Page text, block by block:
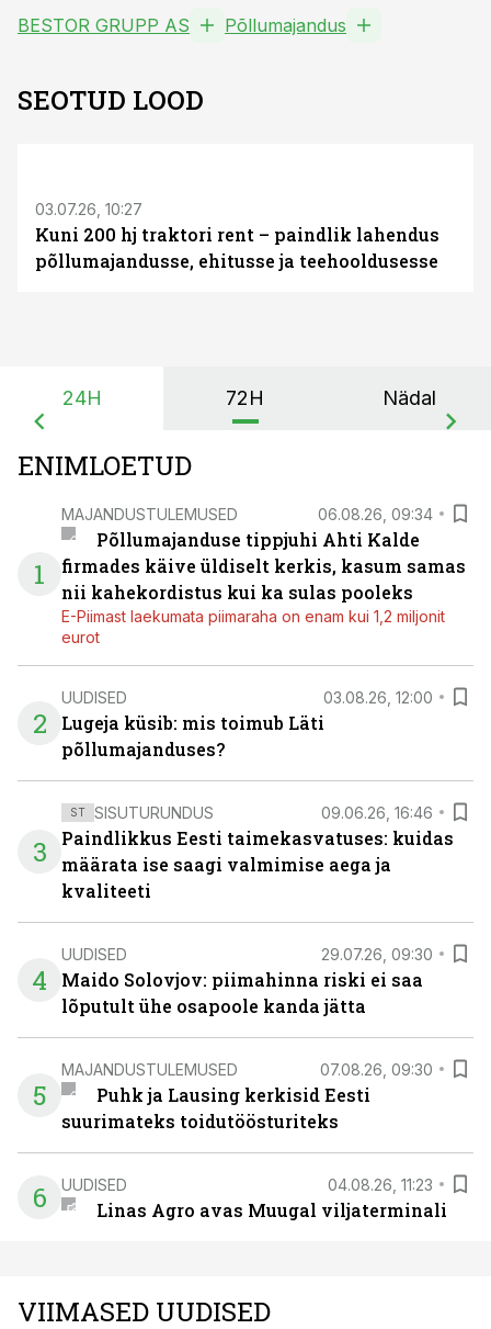
BESTOR GRUPP AS Põllumajandus
SEOTUD LOOD
03.07.26, 10:27
Kuni 200 hj traktori rent – paindlik lahendus
põllumajandusse, ehitusse ja teehooldusesse
24H 72H Nädal
ENIMLOETUD
1
MAJANDUSTULEMUSED 06.08.26, 09:34
Põllumajanduse tippjuhi Ahti Kalde
firmades käive üldiselt kerkis, kasum samas
nii kahekordistus kui ka sulas pooleks
E-Piimast laekumata piimaraha on enam kui 1,2 miljonit
eurot
2
UUDISED 03.08.26, 12:00
Lugeja küsib: mis toimub Läti
põllumajanduses?
3
ST SISUTURUNDUS 09.06.26, 16:46
Paindlikkus Eesti taimekasvatuses: kuidas
määrata ise saagi valmimise aega ja
kvaliteeti
4
UUDISED 29.07.26, 09:30
Maido Solovjov: piimahinna riski ei saa
lõputult ühe osapoole kanda jätta
5
MAJANDUSTULEMUSED 07.08.26, 09:30
Puhk ja Lausing kerkisid Eesti
suurimateks toidutöösturiteks
6 UUDISED 04.08.26, 11:23
Linas Agro avas Muugal viljaterminali
VIIMASED UUDISED